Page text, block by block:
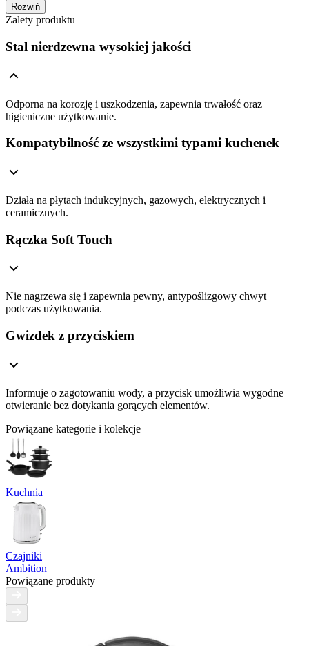
Rozwiń
Zalety produktu
Stal nierdzewna wysokiej jakości
Odporna na korozję i uszkodzenia, zapewnia trwałość oraz
higieniczne użytkowanie.
Kompatybilność ze wszystkimi typami kuchenek
Działa na płytach indukcyjnych, gazowych, elektrycznych i
ceramicznych.
Rączka Soft Touch
Nie nagrzewa się i zapewnia pewny, antypoślizgowy chwyt
podczas użytkowania.
Gwizdek z przyciskiem
Informuje o zagotowaniu wody, a przycisk umożliwia wygodne
otwieranie bez dotykania gorących elementów.
Powiązane kategorie i kolekcje
Kuchnia
Czajniki
Ambition
Powiązane produkty